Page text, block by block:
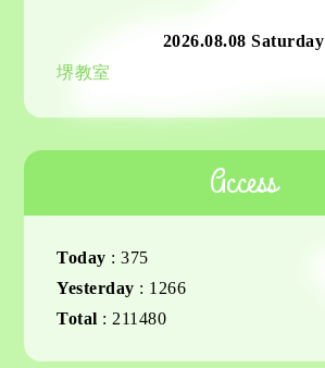
2026.08.08 Saturday
堺教室
Access
Today :375
Yesterday : 1266
Total : 211480